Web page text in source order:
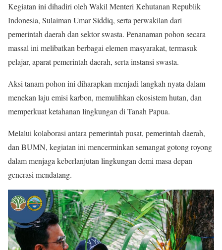
Kegiatan ini dihadiri oleh Wakil Menteri Kehutanan Republik
Indonesia, Sulaiman Umar Siddiq, serta perwakilan dari
pemerintah daerah dan sektor swasta. Penanaman pohon secara
massal ini melibatkan berbagai elemen masyarakat, termasuk
pelajar, aparat pemerintah daerah, serta instansi swasta.
Aksi tanam pohon ini diharapkan menjadi langkah nyata dalam
menekan laju emisi karbon, memulihkan ekosistem hutan, dan
memperkuat ketahanan lingkungan di Tanah Papua.
Melalui kolaborasi antara pemerintah pusat, pemerintah daerah,
dan BUMN, kegiatan ini mencerminkan semangat gotong royong
dalam menjaga keberlanjutan lingkungan demi masa depan
generasi mendatang.